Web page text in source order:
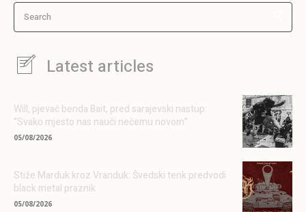
Search
Latest articles
Will, pjevač benda Bait, pred sarajevski nastup:
“Svako mjesto nas nauči nečemu novom”
05/08/2026
Stiže Marduk kroz Vranduk: Švedski tenk predvodi
black metal praznik
05/08/2026